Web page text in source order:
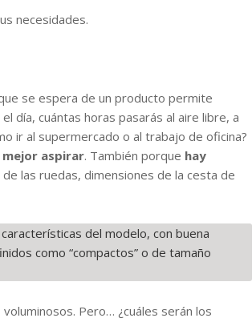
necesidades.
se espera de un producto permite
día, cuántas horas pasarás al aire libre, a
ir al supermercado o al trabajo de oficina?
mejor aspirar. También porque hay
las ruedas, dimensiones de la cesta de
del modelo, con buena
como “compactos” o de tamaño
Pero… ¿cuáles serán los